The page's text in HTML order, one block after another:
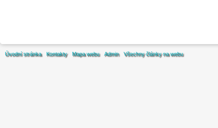
Úvodní stránka Kontakty Mapa webu Admin Všechny články na webu